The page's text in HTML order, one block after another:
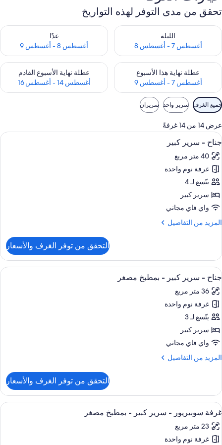
من مدى التوفر لهذه التواريخ
الليلة
أغسطس 7 - أغسطس 8
من مدى التوفر لليلة للفترة أغسطس 7 - أغسطس 8
غدًا
أغسطس 8 - أغسطس 9
تحقق من مدى التوفر لغد للفترة أغسطس
عطلة نهاية هذا الأسبوع
أغسطس 7 - أغسطس 9
من مدى التوفر لعطلة نهاية هذا الأسبوع للفترة أغسطس 7 - أغسطس 9
عطلة نهاية الأسبوع القادم
أغسطس 14 - أغسطس 16
تحقق من مدى التوفر لعطلة نهاية
الغرف سرير واحد سريران
14 من 14 غرفةً
8 - سرير كبير
40 متر مربع
غرفة نوم واحدة
يتّسع لـ 4
سرير كبير
واي فاي مجاني
من التفاصيل
التحقق من توفر الغرف والأسعار
6 - سرير كبير - بمطبخ مصغر
36 متر مربع
غرفة نوم واحدة
يتّسع لـ 3
سرير كبير
واي فاي مجاني
من التفاصيل
التحقق من توفر الغرف والأسعار
6 سوبيريور - سرير كبير - بمطبخ مصغر
23 متر مربع
غرفة نوم واحدة